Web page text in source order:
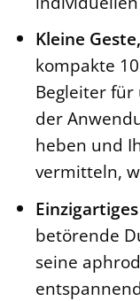
Kleine
kompakte
Begleiter
der
heben und
vermitteln,
betörende
seine